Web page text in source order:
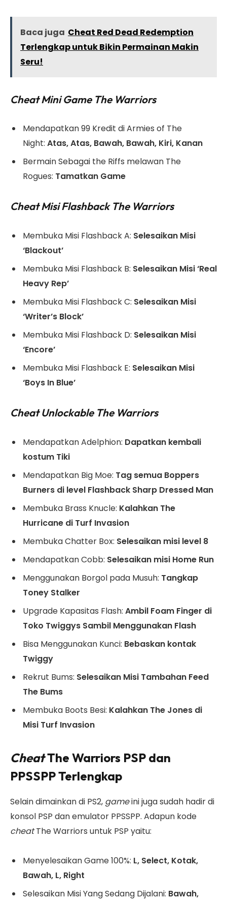
Baca juga Cheat Red Dead Redemption
Terlengkap untuk Bikin Permainan Makin
Seru!
Cheat Mini Game The Warriors
Mendapatkan 99 Kredit di Armies of The
Night: Atas, Atas, Bawah, Bawah, Kiri, Kanan
Bermain Sebagai the Riffs melawan The
Rogues: Tamatkan Game
Cheat Misi Flashback The Warriors
Membuka Misi Flashback A: Selesaikan Misi
‘Blackout’
Membuka Misi Flashback B: Selesaikan Misi ‘Real
Heavy Rep’
Membuka Misi Flashback C: Selesaikan Misi
‘Writer’s Block’
Membuka Misi Flashback D: Selesaikan Misi
‘Encore’
Membuka Misi Flashback E: Selesaikan Misi
‘Boys In Blue’
Cheat Unlockable The Warriors
Mendapatkan Adelphion: Dapatkan kembali
kostum Tiki
Mendapatkan Big Moe: Tag semua Boppers
Burners di level Flashback Sharp Dressed Man
Membuka Brass Knucle: Kalahkan The
Hurricane di Turf Invasion
Membuka Chatter Box: Selesaikan misi level 8
Mendapatkan Cobb: Selesaikan misi Home Run
Menggunakan Borgol pada Musuh: Tangkap
Toney Stalker
Upgrade Kapasitas Flash: Ambil Foam Finger di
Toko Twiggys Sambil Menggunakan Flash
Bisa Menggunakan Kunci: Bebaskan kontak
Twiggy
Rekrut Bums: Selesaikan Misi Tambahan Feed
The Bums
Membuka Boots Besi: Kalahkan The Jones di
Misi Turf Invasion
CheatThe Warriors PSP dan
PPSSPP Terlengkap
Selain dimainkan di PS2, gameini juga sudah hadir di
konsol PSP dan emulator PPSSPP. Adapun kode
cheatThe Warriors untuk PSP yaitu:
Menyelesaikan Game 100%: L, Select, Kotak,
Bawah, L, Right
Selesaikan Misi Yang Sedang Dijalani: Bawah,